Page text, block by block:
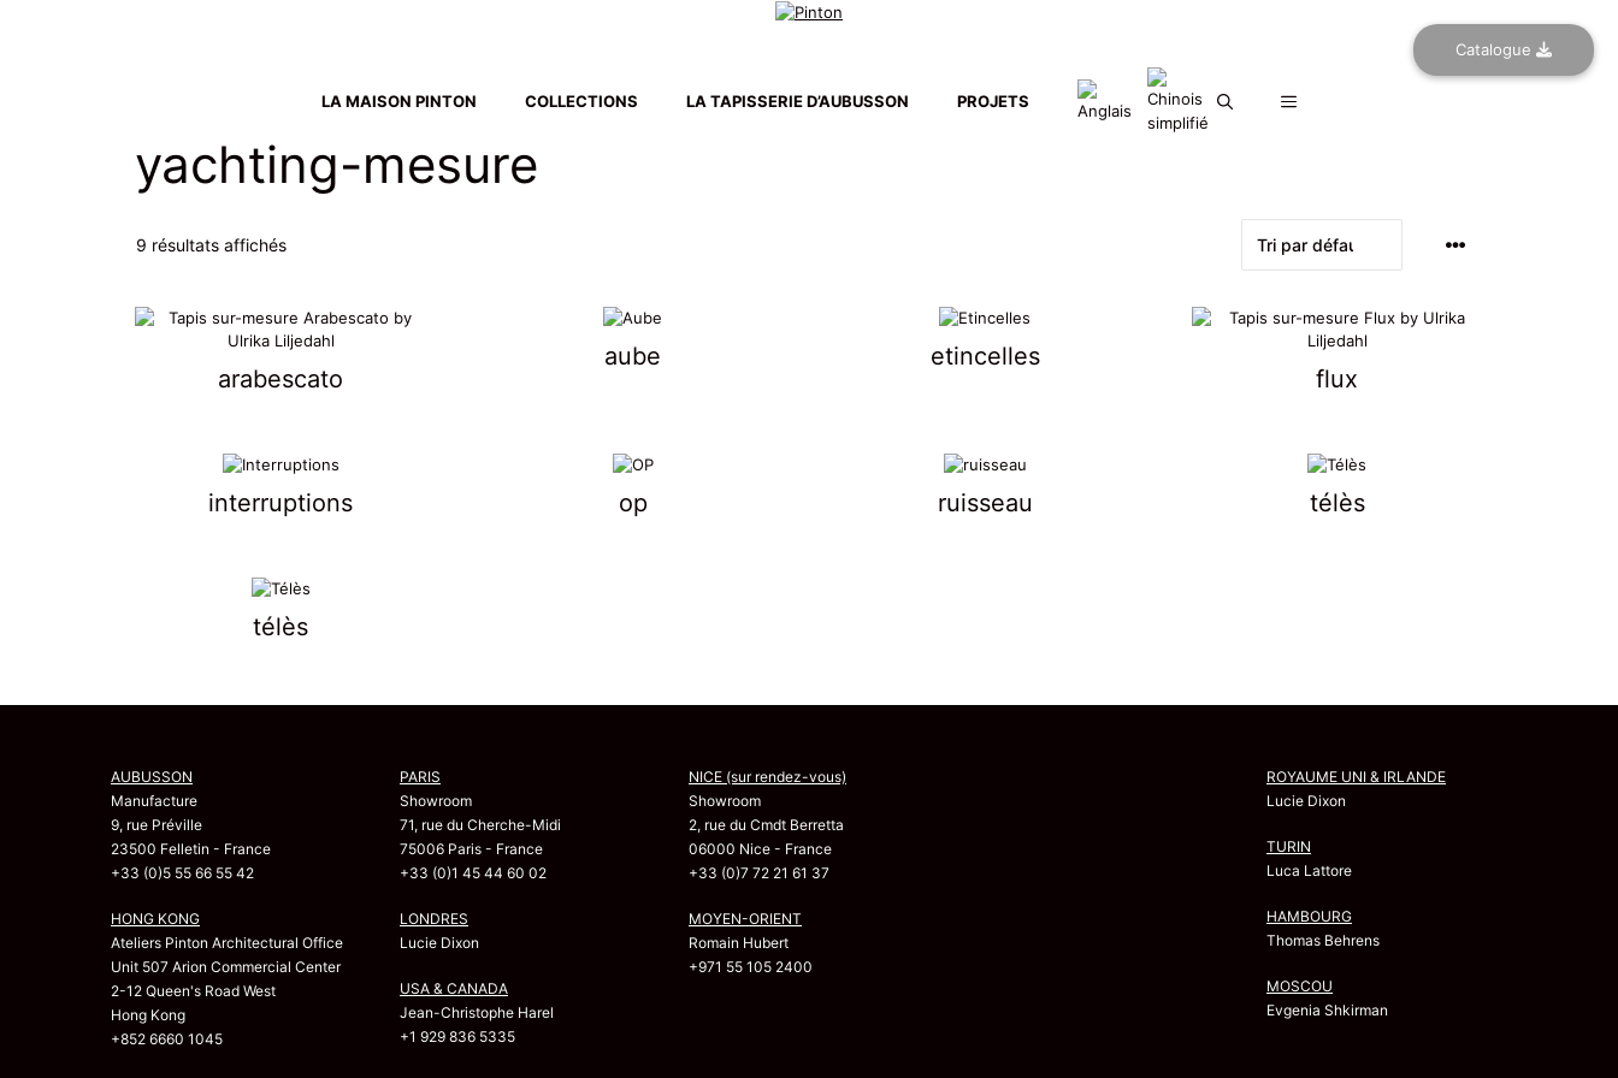
Catalogue
LA MAISON PINTON COLLECTIONS LA TAPISSERIE D’AUBUSSON PROJETS
yachting-mesure
9 résultats affichés
arabescato
aube etincelles
flux
interruptions op ruisseau télès
télès
AUBUSSON
Manufacture
9, rue Préville
23500 Felletin - France
+33 (0)5 55 66 55 42
HONG KONG
Ateliers Pinton Architectural Office
Unit 507 Arion Commercial Center
2-12 Queen's Road West
Hong Kong
+852 6660 1045
PARIS
Showroom
71, rue du Cherche-Midi
75006 Paris - France
+33 (0)1 45 44 60 02
LONDRES
Lucie Dixon
USA & CANADA
Jean-Christophe Harel
+1 929 836 5335
NICE (sur rendez-vous)
Showroom
2, rue du Cmdt Berretta
06000 Nice - France
+33 (0)7 72 21 61 37
MOYEN-ORIENT
Romain Hubert
+971 55 105 2400
ROYAUME UNI & IRLANDE
Lucie Dixon
TURIN
Luca Lattore
HAMBOURG
Thomas Behrens
MOSCOU
Evgenia Shkirman